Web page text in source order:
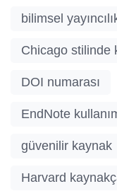
bilimsel
Chicago stilinde
DOI numarası
EndNote
güvenilir kaynak
Harvard